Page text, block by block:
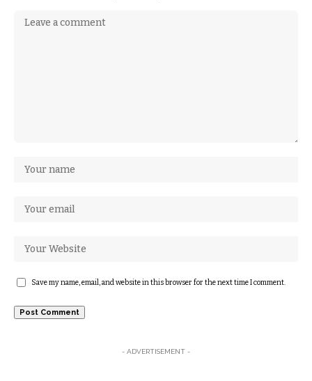
Save my name, email, and website in this browser for the next time I comment.
- ADVERTISEMENT -